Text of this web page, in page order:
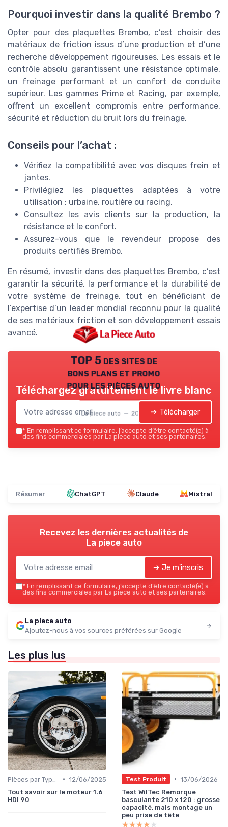
Pourquoi investir dans la qualité Brembo ?
Opter pour des plaquettes Brembo, c’est choisir des
matériaux de friction issus d’une production et d’une
recherche développement rigoureuses. Les essais et le
contrôle absolu garantissent une résistance optimale,
un freinage performant et un confort de conduite
supérieur. Les gammes Prime et Racing, par exemple,
offrent un excellent compromis entre performance,
sécurité et réduction du bruit lors du freinage.
Conseils pour l’achat :
Vérifiez la compatibilité avec vos disques frein et
jantes.
Privilégiez les plaquettes adaptées à votre
utilisation : urbaine, routière ou racing.
Consultez les avis clients sur la production, la
résistance et le confort.
Assurez-vous que le revendeur propose des
produits certifiés Brembo.
En résumé, investir dans des plaquettes Brembo, c’est
garantir la sécurité, la performance et la durabilité de
votre système de freinage, tout en bénéficiant de
l’expertise d’un leader mondial reconnu pour la qualité
de ses matériaux friction et son développement essais
avancé.
TOP 5 des sites de
bons plans et promo
pour les pièces auto
La piece auto — 2026
Téléchargez gratuitement le livre blanc
➔ Télécharger
* En remplissant ce formulaire, j’accepte d’être contacté(e) à
des fins commerciales par La piece auto et ses partenaires.
Résumer ChatGPT Claude Mistral
Recevez les dernières actualités de
La piece auto
➔ Je m'inscris
* En remplissant ce formulaire, j’accepte d’être contacté(e) à
des fins commerciales par La piece auto et ses partenaires.
La piece auto
Ajoutez-nous à vos sources préférées sur Google
Les plus lus
• 12/06/2025
Tout savoir sur le moteur 1.6
HDi 90
Test Produit • 13/06/2026
Test WilTec Remorque
basculante 210 x 120 : grosse
capacité, mais montage un
peu prise de tête
★★★★★
★★★★★